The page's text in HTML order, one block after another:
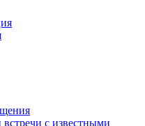
с известными